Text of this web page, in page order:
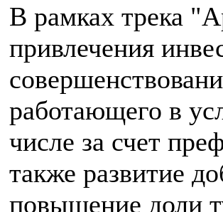
В рамках трека
привлечения
работающего в
числе за счет
также развитие
повышение доли